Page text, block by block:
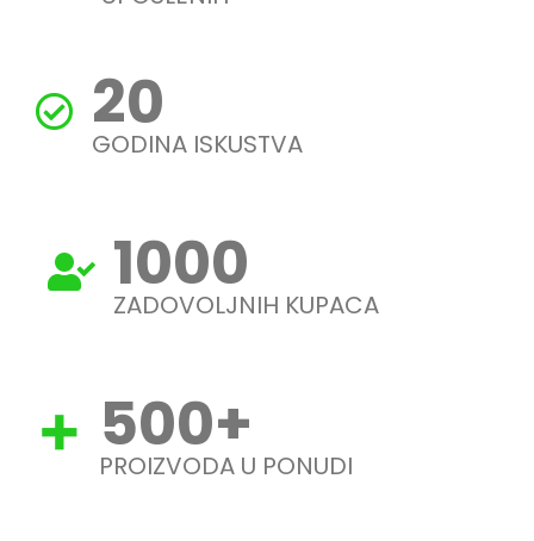
20
GODINA ISKUSTVA
1000
ZADOVOLJNIH KUPACA
500+
PROIZVODA U PONUDI